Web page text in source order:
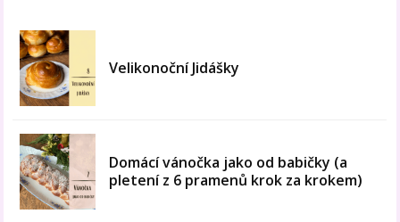
Velikonoční Jidášky
Domácí vánočka jako od babičky (a
pletení z 6 pramenů krok za krokem)